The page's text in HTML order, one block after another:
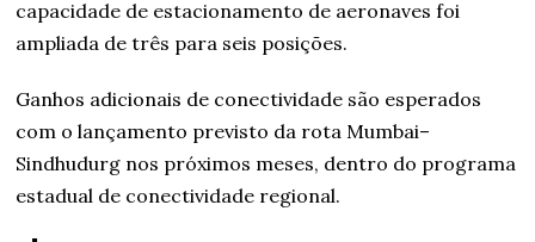
capacidade de estacionamento de aeronaves foi
ampliada de três para seis posições.
Ganhos adicionais de conectividade são esperados
com o lançamento previsto da rota Mumbai–
Sindhudurg nos próximos meses, dentro do programa
estadual de conectividade regional.